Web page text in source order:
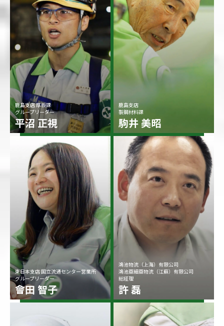
鹿島支店 厚板課
グループリーダー
平沼 正視
鹿島支店
製鋼材料課
駒井 美昭
東日本支店 国立流通センター営業所
グループリーダー
會田 智子
鴻池物流（上海）有限公司
鴻池亜細亜物流（江蘇）有限公司
総経理
許 磊